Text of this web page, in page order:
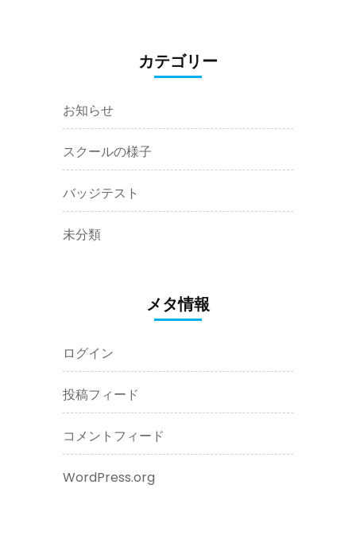
カテゴリー
お知らせ
スクールの様子
バッジテスト
未分類
メタ情報
ログイン
投稿フィード
コメントフィード
WordPress.org